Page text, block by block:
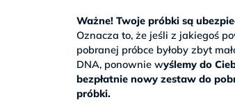
Ważne! Twoje próbki są
Oznacza to, że jeśli z jakiegoś
pobranej próbce byłoby zbyt
DNA, ponownie wyślemy do
bezpłatnie nowy zestaw do
próbki.